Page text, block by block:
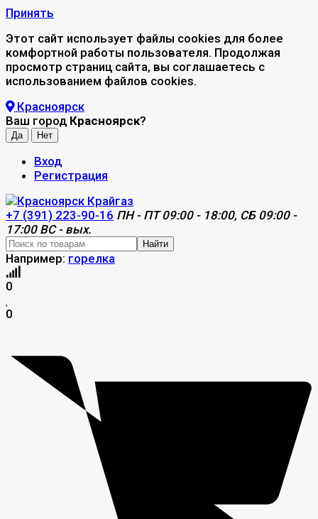
Принять
Этот сайт использует файлы cookies для более
комфортной работы пользователя. Продолжая
просмотр страниц сайта, вы соглашаетесь с
использованием файлов cookies.
Красноярск
Ваш город Красноярск?
Вход
Регистрация
+7 (391) 223-90-16 ПН - ПТ 09:00 - 18:00, СБ 09:00 -
17:00 ВС - вых.
Найти
Например: горелка
0
0